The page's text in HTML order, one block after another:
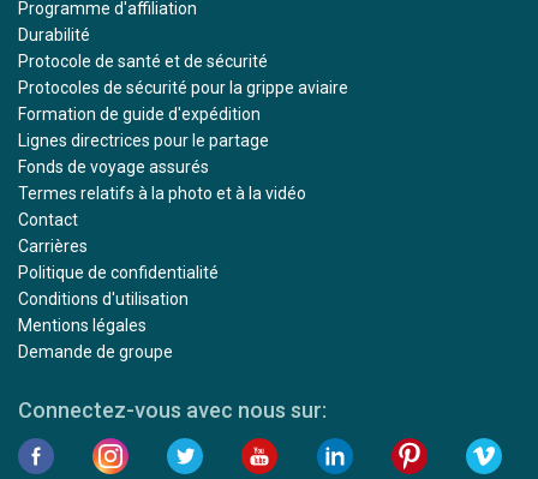
Programme d'affiliation
Durabilité
Protocole de santé et de sécurité
Protocoles de sécurité pour la grippe aviaire
Formation de guide d'expédition
Lignes directrices pour le partage
Fonds de voyage assurés
Termes relatifs à la photo et à la vidéo
Contact
Carrières
Politique de confidentialité
Conditions d'utilisation
Mentions légales
Demande de groupe
Connectez-vous avec nous sur: